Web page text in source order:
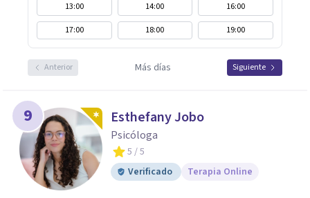
13:00 14:00
16:00
17:00
18:00 19:00
Anterior Más días Siguiente
9 Esthefany Jobo
Psicóloga
5 / 5
Verificado
Terapia Online